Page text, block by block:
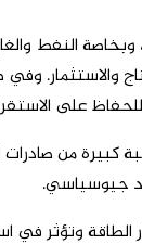
والغاز،
وفي
على
من صادرات
جيوسياسي.
وتؤثر في